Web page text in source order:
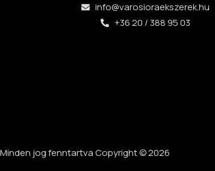
info@varosioraekszerek.hu
+36 20 / 388 95 03
Minden jog fenntartva Copyright © 2026